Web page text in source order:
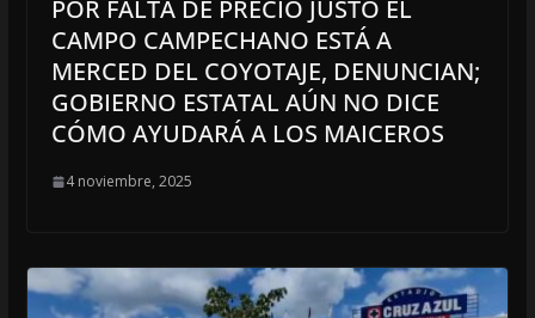
POR FALTA DE PRECIO JUSTO EL
CAMPO CAMPECHANO ESTÁ A
MERCED DEL COYOTAJE, DENUNCIAN;
GOBIERNO ESTATAL AÚN NO DICE
CÓMO AYUDARÁ A LOS MAICEROS
4 noviembre, 2025